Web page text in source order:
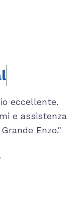
eccellente.
e assistenza
Enzo."